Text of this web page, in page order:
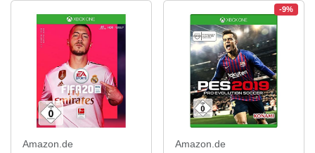
Amazon.de
-9%
Amazon.de